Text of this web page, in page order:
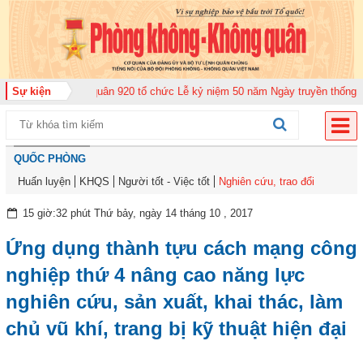
Sự kiện
đoàn Không quân 920 tổ chức Lễ kỷ niệm 50 năm Ngày truyền thống (12-
QUỐC PHÒNG
Huấn luyện
KHQS Người tốt - Việc tốt Nghiên cứu, trao đổi
15 giờ:32 phút Thứ bảy, ngày 14 tháng 10 , 2017
Ứng dụng thành tựu cách mạng công
nghiệp thứ 4 nâng cao năng lực
nghiên cứu, sản xuất, khai thác, làm
chủ vũ khí, trang bị kỹ thuật hiện đại